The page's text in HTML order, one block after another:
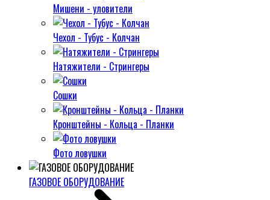
Мишени - уловители
Чехол - Тубус - Колчан
Натяжители - Стрингеры
Сошки
Кронштейны - Кольца - Планки
Фото ловушки
ГАЗОВОЕ ОБОРУДОВАНИЕ